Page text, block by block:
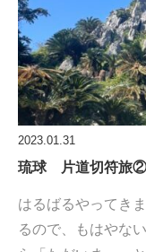
2023.01.31
琉球 片道切符旅
はるばるやってき
るので、もはやな